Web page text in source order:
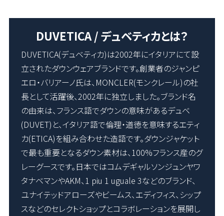
DUVETICA / デュベティカとは？
DUVETICA(デュベティカ)は2002年にイタリアにて設
立されたダウンウェアブランドです。創業者のジャンピ
エロ・バリアーノ氏は、MONCLER(モンクレール)の社
長として活躍後、2002年に独立しました。ブランド名
の由来は、フランス語でダウンの意味があるデュベ
(DUVET)と、イタリア語で倫理・道徳を意味するエティ
カ(ETICA)を組み合わせた造語です。ダウンジャケット
で最も重要となるダウン素材は、100%フランス産のグ
レーグースです。日本ではコムデギャルソンジュンヤワ
タナベマンやAKM、1 piu 1 uguale 3などのブランド、
ユナイテッドアローズやビームス、エディフィス、シップ
スなどのセレクトショップとコラボレーションを展開し